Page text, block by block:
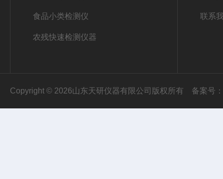
食品小类检测仪
农残快速检测仪器
联系
Copyright © 2026山东天研仪器有限公司版权所有 备案号